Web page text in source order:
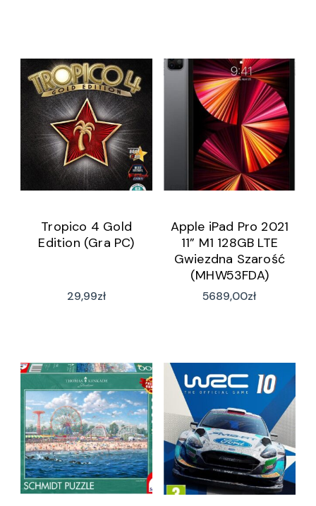
Tropico 4 Gold
Edition (Gra PC)
29,99zł
Apple iPad Pro 2021
11” M1 128GB LTE
Gwiezdna Szarość
(MHW53FDA)
5689,00zł